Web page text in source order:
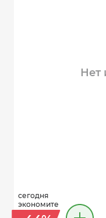
Нет
сегодня
экономите